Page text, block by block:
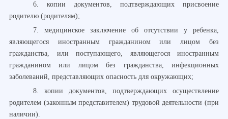
6. копии документов, подтверждающих присвоение
родителю (родителям);
7. медицинское заключение об отсутствии у ребенка,
являющегося иностранным гражданином или лицом без
гражданства, или поступающего, являющегося иностранным
гражданином или лицом без гражданства, инфекционных
заболеваний, представляющих опасность для окружающих;
8. копии документов, подтверждающих осуществление
родителем (законным представителем) трудовой деятельности (при
наличии).